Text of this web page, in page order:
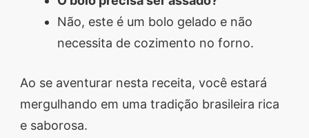
Não, este é um bolo gelado e não
necessita de cozimento no forno.
Ao se aventurar nesta receita, você estará
mergulhando em uma tradição brasileira rica
e saborosa.